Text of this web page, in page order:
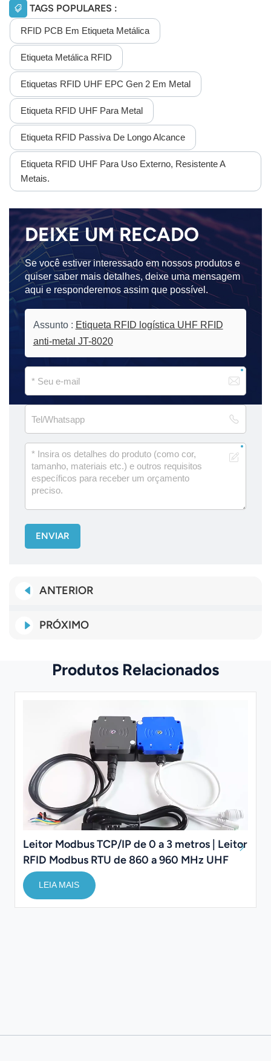
TAGS POPULARES :
RFID PCB Em Etiqueta Metálica
Etiqueta Metálica RFID
Etiquetas RFID UHF EPC Gen 2 Em Metal
Etiqueta RFID UHF Para Metal
Etiqueta RFID Passiva De Longo Alcance
Etiqueta RFID UHF Para Uso Externo, Resistente A
Metais.
DEIXE UM RECADO
Se você estiver interessado em nossos produtos e
quiser saber mais detalhes, deixe uma mensagem
aqui e responderemos assim que possível.
Assunto : Etiqueta RFID logística UHF RFID
anti-metal JT-8020
ENVIAR
ANTERIOR
PRÓXIMO
Produtos Relacionados
Leitor Modbus TCP/IP de 0 a 3 metros | Leitor
RFID Modbus RTU de 860 a 960 MHz UHF
LEIA MAIS